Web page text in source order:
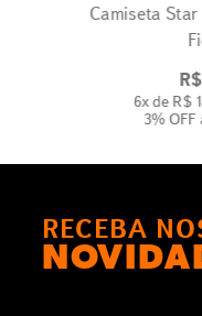
Camiseta
R$
6x de R$
3% OFF
RECEBA